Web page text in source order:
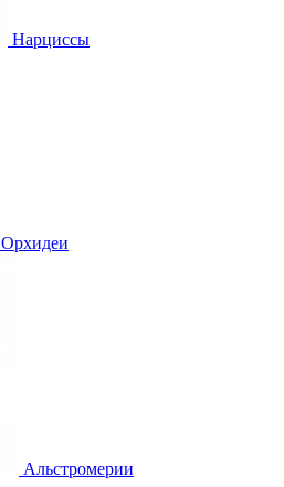
Нарциссы
Орхидеи
Альстромерии